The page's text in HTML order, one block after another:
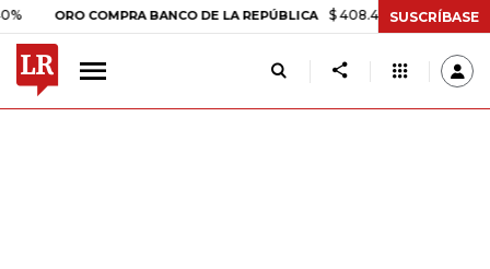
ORO COMPRA BANCO DE LA REPÚBLICA $ 408.498,97 +$ 8.753,81
SUSCRÍBASE